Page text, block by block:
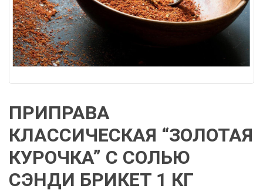
ПРИПРАВА
КЛАССИЧЕСКАЯ “ЗОЛОТАЯ
КУРОЧКА” С СОЛЬЮ
СЭНДИ БРИКЕТ 1 КГ